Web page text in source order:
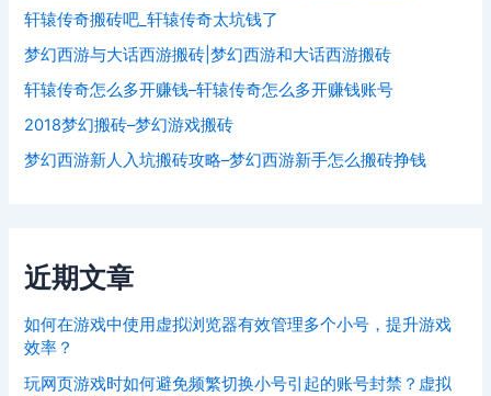
轩辕传奇搬砖吧_轩辕传奇太坑钱了
梦幻西游与大话西游搬砖|梦幻西游和大话西游搬砖
轩辕传奇怎么多开赚钱–轩辕传奇怎么多开赚钱账号
2018梦幻搬砖–梦幻游戏搬砖
梦幻西游新人入坑搬砖攻略–梦幻西游新手怎么搬砖挣钱
近期文章
如何在游戏中使用虚拟浏览器有效管理多个小号，提升游戏
效率？
玩网页游戏时如何避免频繁切换小号引起的账号封禁？虚拟